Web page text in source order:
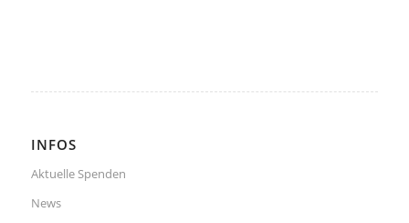
INFOS
Aktuelle Spenden
News